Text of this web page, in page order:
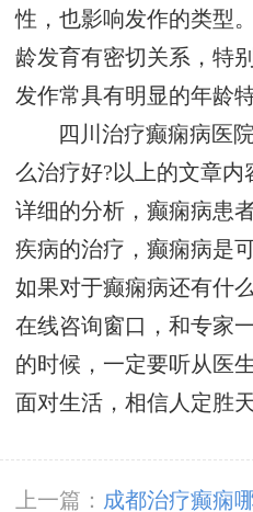
性，也影响发作的类型
龄发育有密切关系，特
发作常具有明显的年龄
四川治疗癫痫病医
么治疗好?以上的文章内
详细的分析，癫痫病患
疾病的治疗，癫痫病是
如果对于癫痫病还有什
在线咨询窗口，和专家
的时候，一定要听从医
面对生活，相信人定胜天
上一篇： 成都治疗癫痫